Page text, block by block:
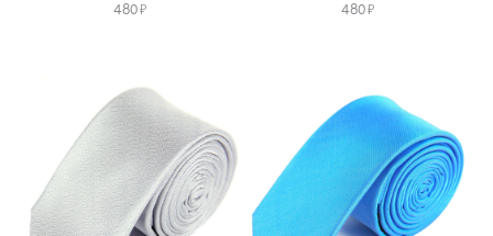
480Я
480Я